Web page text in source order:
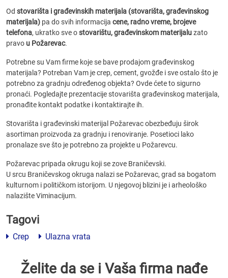
Od stovarišta i građevinskih materijala (stovarišta, građevinskog
materijala) pa do svih informacija cene, radno vreme, brojeve
telefona, ukratko sve ostovarištu, građevinskom materijaluzato
pravo u Požarevac.
Potrebne su Vam firme koje se bave prodajom građevinskog
materijala? Potreban Vam je crep, cement, gvožđe i sve ostalo što je
potrebno za gradnju određenog objekta? Ovde ćete to sigurno
pronaći. Pogledajte prezentacije stovarišta građevinskog materijala,
pronađite kontakt podatke i kontaktirajte ih.
Stovarišta i građevinski materijal Požarevac obezbeđuju širok
asortiman proizvoda za gradnju i renoviranje. Posetioci lako
pronalaze sve što je potrebno za projekte u Požarevcu.
Požarevac pripada okrugu koji se zove Braničevski.
U srcu Braničevskog okruga nalazi se Požarevac, grad sa bogatom
kulturnom i političkom istorijom. U njegovoj blizini je i arheološko
nalazište Viminacijum.
Tagovi
Crep Ulazna vrata
Želite da se i Vaša firma nađe